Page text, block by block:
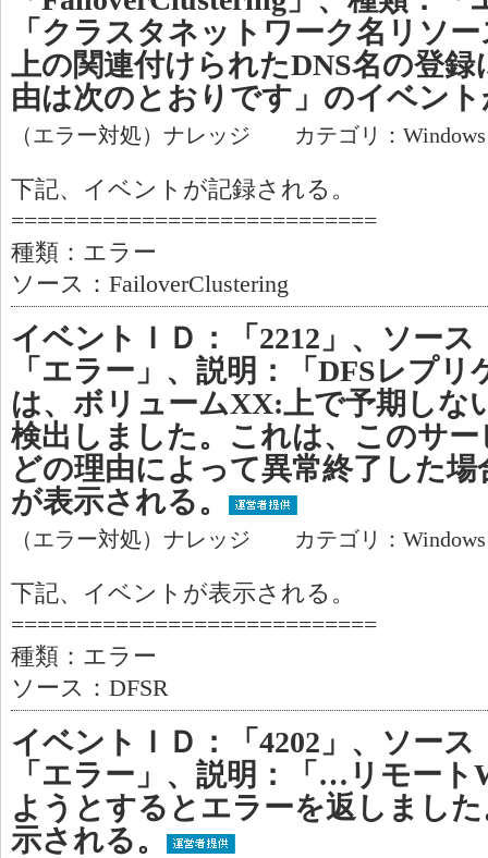
「クラスタネットワーク名リソ
上の関連付けられたDNS名の登
由は次のとおりです」のイベン
（エラー対処）ナレッジ カテゴリ：
下記、イベントが記録される。
============================
種類：エラー
ソース：FailoverClustering
イベントＩＤ：「2212」、ソース
「エラー」、説明：「DFSレプ
は、ボリュームXX:上で予期しな
検出しました。これは、このサ
どの理由によって異常終了した
が表示される。
（エラー対処）ナレッジ カテゴリ：
下記、イベントが表示される。
============================
種類：エラー
ソース：DFSR
イベントＩＤ：「4202」、ソー
「エラー」、説明：「…リモー
ようとするとエラーを返しまし
示される。